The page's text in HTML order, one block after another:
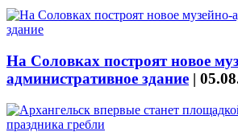
На Соловках построят новое
административное здание |